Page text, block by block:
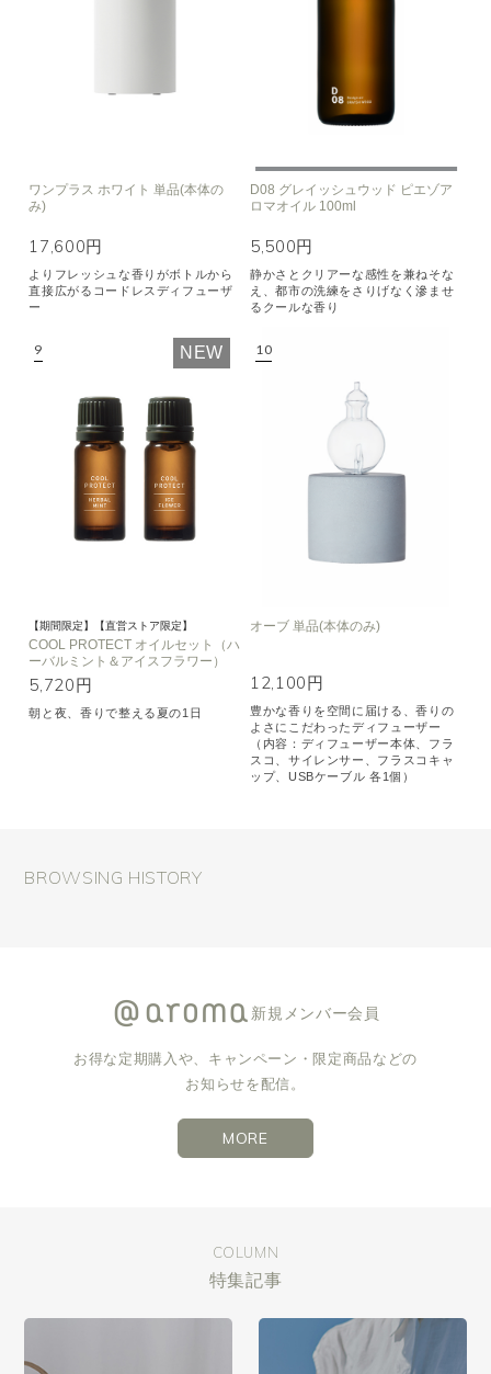
ワンプラス ホワイト 単品(本体の
み)
17,600円
よりフレッシュな香りがボトルから
直接広がるコードレスディフューザ
ー
D08 グレイッシュウッド ピエゾア
ロマオイル 100ml
5,500円
静かさとクリアーな感性を兼ねそな
え、都市の洗練をさりげなく滲ませ
るクールな香り
NEW
【期間限定】【直営ストア限定】
COOL PROTECT オイルセット（ハ
ーバルミント＆アイスフラワー）
5,720円
朝と夜、香りで整える夏の1日
オーブ 単品(本体のみ)
12,100円
豊かな香りを空間に届ける、香りの
よさにこだわったディフューザー
（内容：ディフューザー本体、フラ
スコ、サイレンサー、フラスコキャ
ップ、USBケーブル 各1個）
BROWSING HISTORY
新規メンバー会員
お得な定期購入や、キャンペーン・限定商品などの
お知らせを配信。
MORE
COLUMN
特集記事